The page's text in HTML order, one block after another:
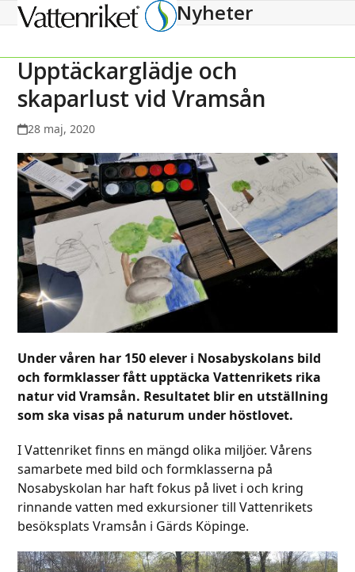
Open
menu
Close
menu
Nyheter
Upptäckarglädje och
skaparlust vid Vramsån
28 maj, 2020
Under våren har 150 elever i Nosabyskolans bild
och formklasser fått upptäcka Vattenrikets rika
natur vid Vramsån. Resultatet blir en utställning
som ska visas på naturum under höstlovet.
I Vattenriket finns en mängd olika miljöer. Vårens
samarbete med bild och formklasserna på
Nosabyskolan har haft fokus på livet i och kring
rinnande vatten med exkursioner till Vattenrikets
besöksplats Vramsån i Gärds Köpinge.